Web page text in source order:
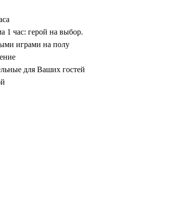
1 час: герой на выбор.
играми на полу
для Ваших гостей